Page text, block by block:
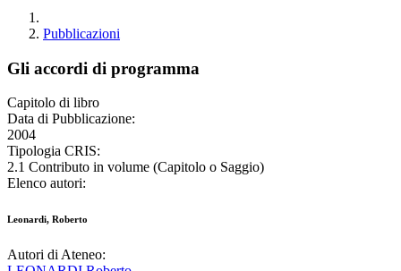
Pubblicazioni
Gli accordi di programma
Capitolo di libro
Data di Pubblicazione:
2004
Tipologia CRIS:
2.1 Contributo in volume (Capitolo o Saggio)
Elenco autori:
Leonardi, Roberto
Autori di Ateneo: